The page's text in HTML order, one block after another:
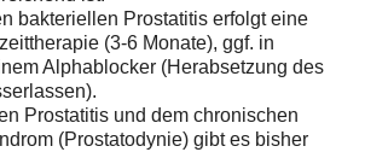
bakteriellen Prostatitis erfolgt eine
(3-6 Monate), ggf. in
Alphablocker (Herabsetzung des
Prostatitis und dem chronischen
(Prostatodynie) gibt es bisher